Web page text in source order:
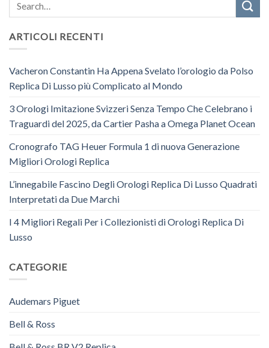
ARTICOLI RECENTI
Vacheron Constantin Ha Appena Svelato l’orologio da Polso
Replica Di Lusso più Complicato al Mondo
3 Orologi Imitazione Svizzeri Senza Tempo Che Celebrano i
Traguardi del 2025, da Cartier Pasha a Omega Planet Ocean
Cronografo TAG Heuer Formula 1 di nuova Generazione
Migliori Orologi Replica
L’innegabile Fascino Degli Orologi Replica Di Lusso Quadrati
Interpretati da Due Marchi
I 4 Migliori Regali Per i Collezionisti di Orologi Replica Di
Lusso
CATEGORIE
Audemars Piguet
Bell & Ross